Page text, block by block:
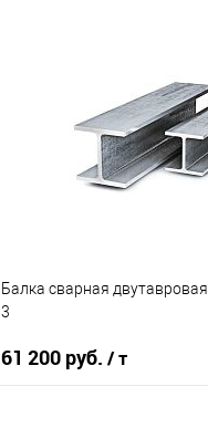
Купить в 1 клик
В избранное
Балка сварная
3
61 200 руб. / т